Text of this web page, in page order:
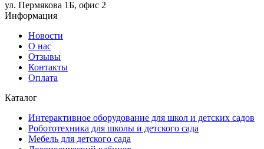
ул. Пермякова 1Б, офис 2
Информация
Новости
О нас
Отзывы
Контакты
Оплата
Каталог
Интерактивное оборудование для школ и детских садов
Робототехника для школы и детского сада
Мебель для детского сада